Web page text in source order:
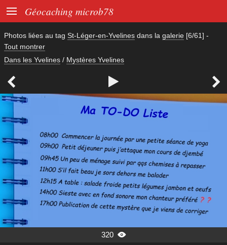
 Géocaching microb78
Photos liées au tag St-Léger-en-Yvelines dans la galerie [6/61] -
Tout montrer
Dans les Yvelines / Mystères Yvelines
  
320 